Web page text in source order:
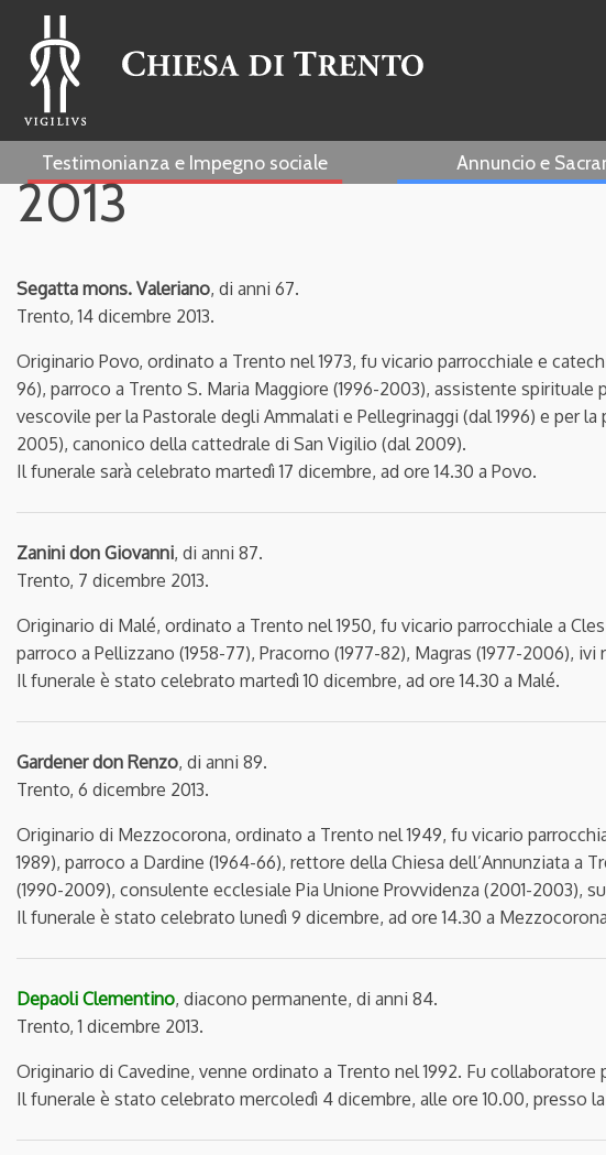
Testimonianza e Impegno sociale Annuncio e
2013
Segatta mons. Valeriano, di anni 67.
Trento, 14 dicembre 2013.
Originario Povo, ordinato a Trento nel 1973, fu vicario parrocchiale e
96), parroco a Trento S. Maria Maggiore (1996-2003), assistente
vescovile per la Pastorale degli Ammalati e Pellegrinaggi (dal 1996) e per
2005), canonico della cattedrale di San Vigilio (dal 2009).
Il funerale sarà celebrato martedì 17 dicembre, ad ore 14.30 a Povo.
Zanini don Giovanni, di anni 87.
Trento, 7 dicembre 2013.
Originario di Malé, ordinato a Trento nel 1950, fu vicario parrocchiale a
parroco a Pellizzano (1958-77), Pracorno (1977-82), Magras (1977-2006),
Il funerale è stato celebrato martedì 10 dicembre, ad ore 14.30 a Malé.
Gardener don Renzo, di anni 89.
Trento, 6 dicembre 2013.
Originario di Mezzocorona, ordinato a Trento nel 1949, fu vicario
1989), parroco a Dardine (1964-66), rettore della Chiesa dell’Annunziata a
(1990-2009), consulente ecclesiale Pia Unione Provvidenza (2001-2003),
Il funerale è stato celebrato lunedì 9 dicembre, ad ore 14.30 a
Depaoli Clementino, diacono permanente, di anni 84.
Trento, 1 dicembre 2013.
Originario di Cavedine, venne ordinato a Trento nel 1992. Fu
Il funerale è stato celebrato mercoledì 4 dicembre, alle ore 10.00, presso